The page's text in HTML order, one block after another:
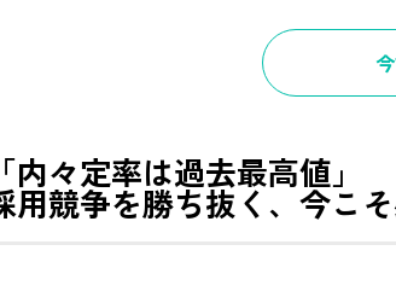
「内々定率は過去最高値」
用競争を勝ち抜く、今こ